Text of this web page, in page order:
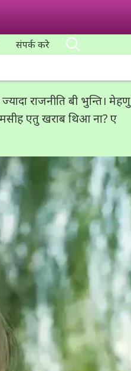
संपर्क करे
राजनीति बी भुन्ति। मेहणु
एतु खराब थिआ ना? ए